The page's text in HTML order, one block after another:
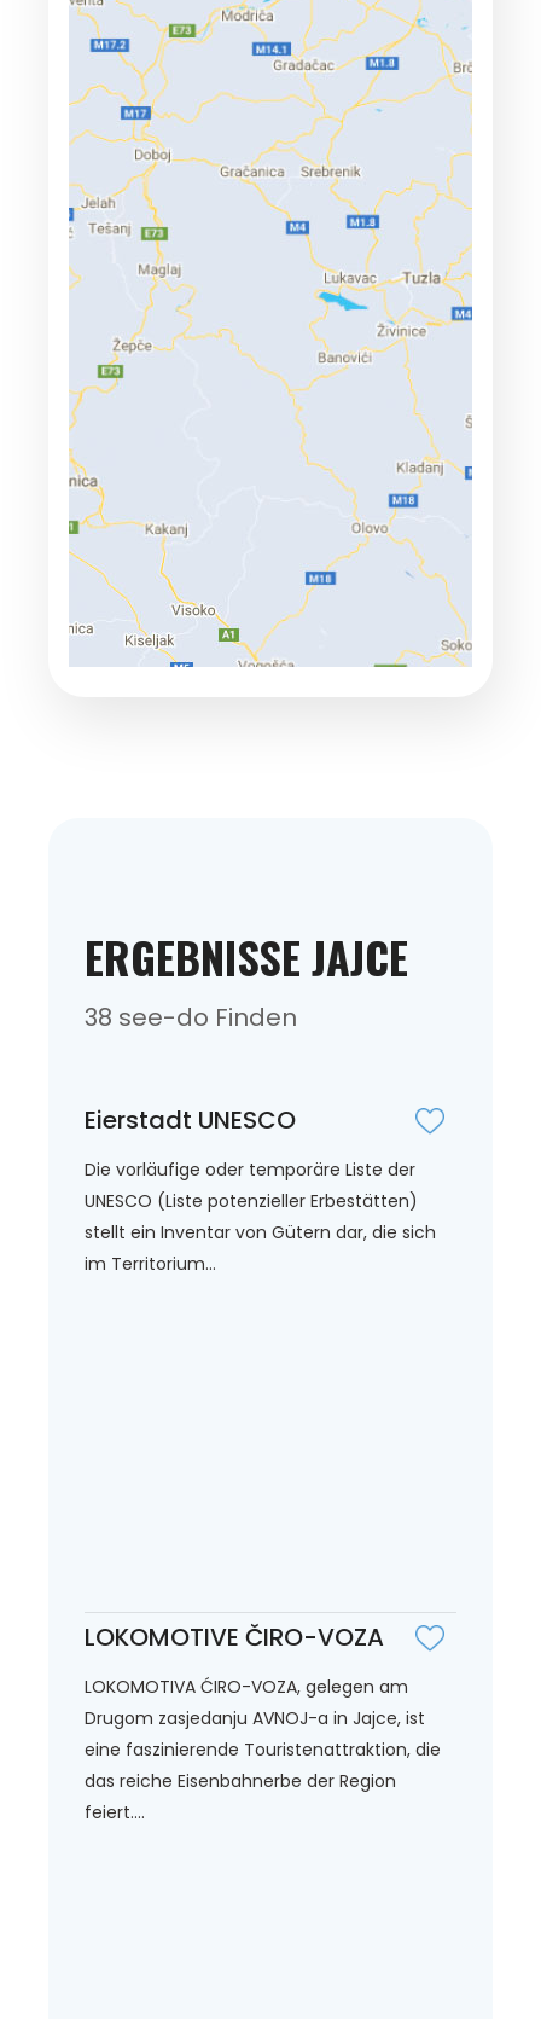
ERGEBNISSE JAJCE
38 see-do Finden
Eierstadt UNESCO
Die vorläufige oder temporäre Liste der
UNESCO (Liste potenzieller Erbestätten)
stellt ein Inventar von Gütern dar, die sich
im Territorium...
LOKOMOTIVE ČIRO-VOZA
LOKOMOTIVA ĆIRO-VOZA, gelegen am
Drugom zasjedanju AVNOJ-a in Jajce, ist
eine faszinierende Touristenattraktion, die
das reiche Eisenbahnerbe der Region
feiert....